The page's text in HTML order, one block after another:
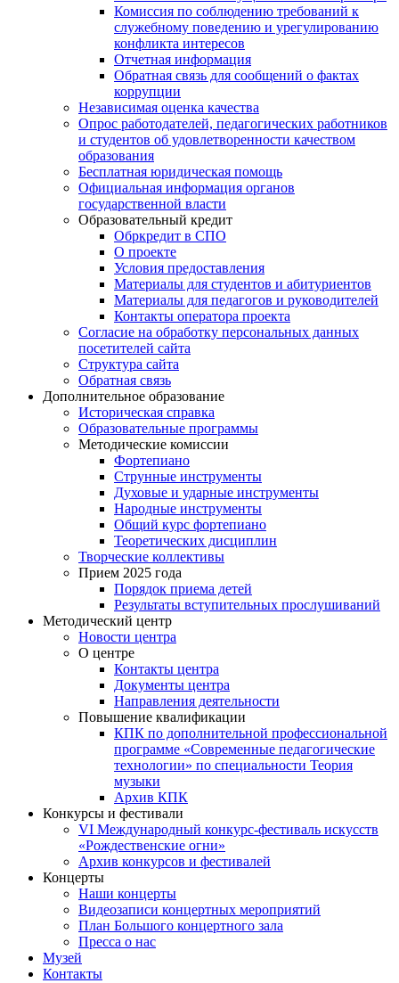
Комиссия по соблюдению требований к
служебному поведению и урегулированию
конфликта интересов
Отчетная информация
Обратная связь для сообщений о фактах
коррупции
Независимая оценка качества
Опрос работодателей, педагогических работников
и студентов об удовлетворенности качеством
образования
Бесплатная юридическая помощь
Официальная информация органов
государственной власти
Образовательный кредит
Обркредит в СПО
О проекте
Условия предоставления
Материалы для студентов и абитуриентов
Материалы для педагогов и руководителей
Контакты оператора проекта
Согласие на обработку персональных данных
посетителей сайта
Структура сайта
Обратная связь
Дополнительное образование
Историческая справка
Образовательные программы
Методические комиссии
Фортепиано
Струнные инструменты
Духовые и ударные инструменты
Народные инструменты
Общий курс фортепиано
Теоретических дисциплин
Творческие коллективы
Прием 2025 года
Порядок приема детей
Результаты вступительных прослушиваний
Методический центр
Новости центра
О центре
Контакты центра
Документы центра
Направления деятельности
Повышение квалификации
КПК по дополнительной профессиональной
программе «Современные педагогические
технологии» по специальности Теория
музыки
Архив КПК
Конкурсы и фестивали
VI Международный конкурс-фестиваль искусств
«Рождественские огни»
Архив конкурсов и фестивалей
Концерты
Наши концерты
Видеозаписи концертных мероприятий
План Большого концертного зала
Пресса о нас
Музей
Контакты